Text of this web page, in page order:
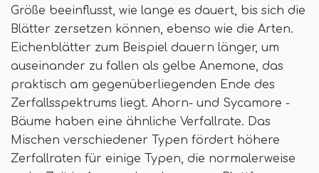
Größe beeinflusst, wie lange es dauert, bis sich die
Blätter zersetzen können, ebenso wie die Arten.
Eichenblätter zum Beispiel dauern länger, um
auseinander zu fallen als gelbe Anemone, das
praktisch am gegenüberliegenden Ende des
Zerfallsspektrums liegt. Ahorn- und Sycamore -
Bäume haben eine ähnliche Verfallrate. Das
Mischen verschiedener Typen fördert höhere
Zerfallraten für einige Typen, die normalerweise